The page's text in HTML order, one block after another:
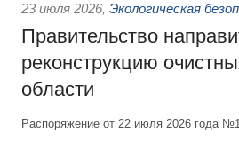
23 июля 2026, Экологическая
Правительство
реконструкцию
области
Распоряжение от 22 июля 2026 года